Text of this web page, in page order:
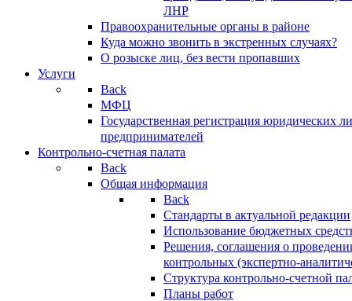
ЛНР
Правоохранительные органы в районе
Куда можно звонить в экстренных случаях?
О розыске лиц, без вести пропавших
Услуги
Back
МФЦ
Государственная регистрация юридических
предпринимателей
Контрольно-счетная палата
Back
Общая информация
Back
Стандарты в актуальной редакции
Использование бюджетных
Решения, соглашения о
контрольных (экспертно-
Структура контрольно-счетной
Планы работ